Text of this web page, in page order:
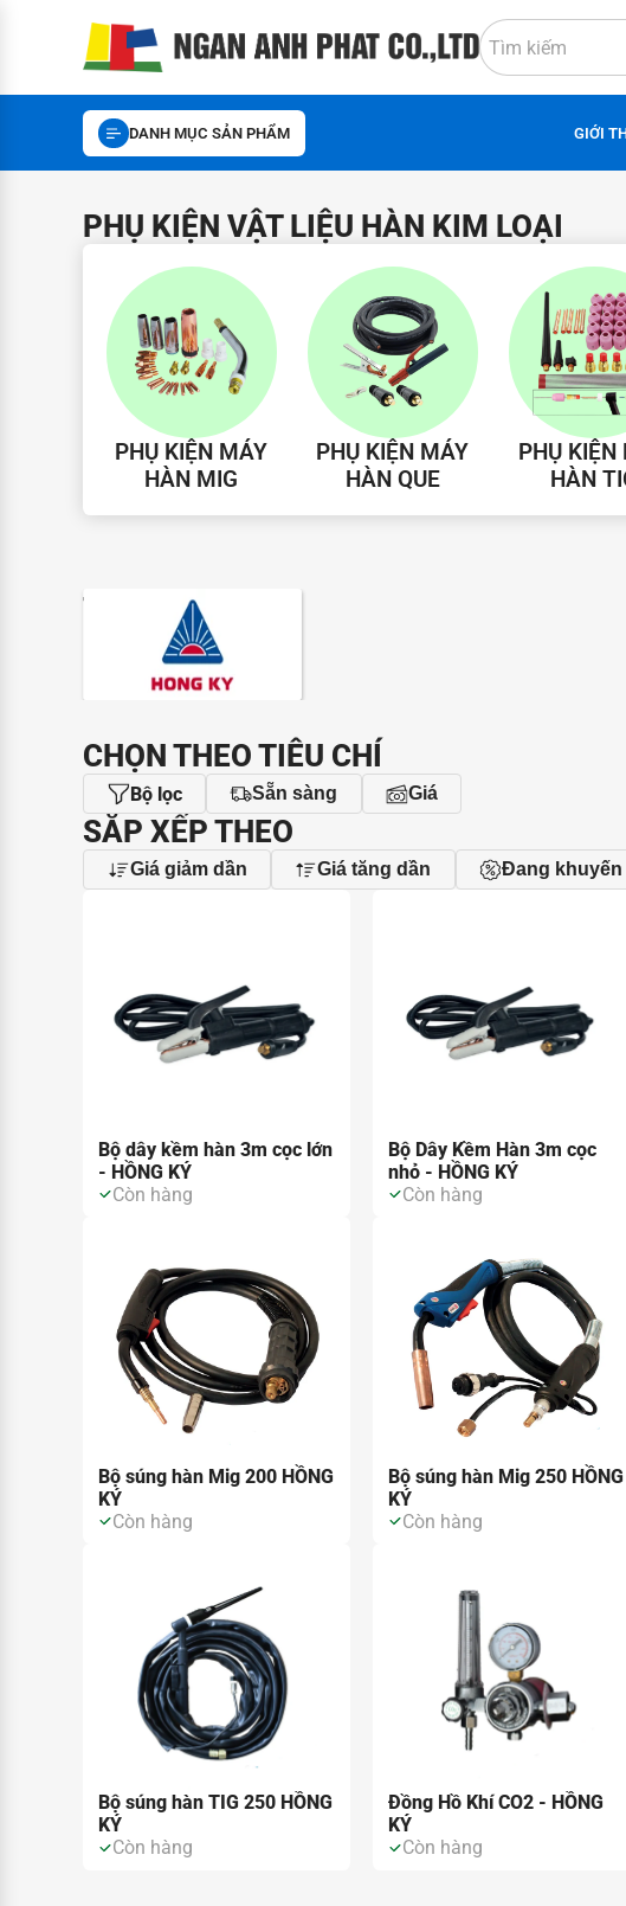
DANH MỤC SẢN PHẨM GIỚI
PHỤ KIỆN VẬT LIỆU HÀN KIM LOẠI
PHỤ KIỆN MÁY
HÀN MIG
PHỤ KIỆN MÁY
HÀN QUE
PHỤ KIỆN
HÀN
THƯƠNG HIỆU
CHỌN THEO TIÊU CHÍ
Bộ lọc Sẵn sàng Giá
SẮP XẾP THEO
Giá giảm dần Giá tăng dần Đang khuyến
Bộ dây kềm hàn 3m cọc lớn
- HỒNG KÝ
Còn hàng
Bộ Dây Kềm Hàn 3m cọc
nhỏ - HỒNG KÝ
Còn hàng
Bộ súng hàn Mig 200 HỒNG
KÝ
Còn hàng
Bộ súng hàn Mig 250 HỒNG
KÝ
Còn hàng
Bộ súng hàn TIG 250 HỒNG
KÝ
Còn hàng
Đồng Hồ Khí CO2 - HỒNG
KÝ
Còn hàng